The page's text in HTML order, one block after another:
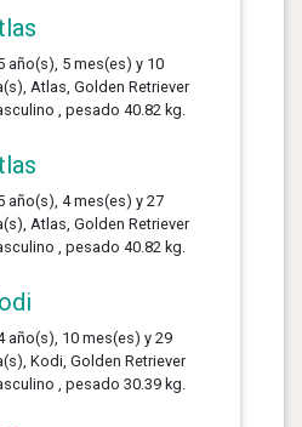
año(s), 5 mes(es) y 10
Atlas, Golden Retriever
, pesado 40.82 kg.
año(s), 4 mes(es) y 27
Atlas, Golden Retriever
, pesado 40.82 kg.
año(s), 10 mes(es) y 29
Kodi, Golden Retriever
, pesado 30.39 kg.